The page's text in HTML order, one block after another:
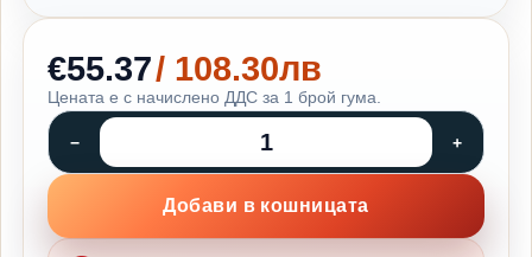
€55.37/ 108.30лв
Цената е с начислено ДДС за 1 брой гума.
Добави в кошницата